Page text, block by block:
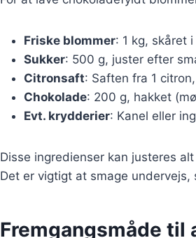
Friske blommer: 1 kg, skåret
Sukker: 500 g, juster efter
Citronsaft: Saften fra 1
Chokolade: 200 g, hakket
Evt. krydderier: Kanel eller
Disse ingredienser kan justeres
Det er vigtigt at smage
Fremgangsmåde til